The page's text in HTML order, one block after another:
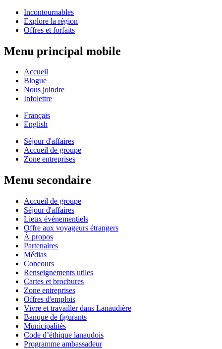
Incontournables
Explore la région
Offres et forfaits
Menu principal mobile
Accueil
Blogue
Nous joindre
Infolettre
Français
English
Séjour d'affaires
Accueil de groupe
Zone entreprises
Menu secondaire
Accueil de groupe
Séjour d'affaires
Lieux événementiels
Offre aux voyageurs étrangers
À propos
Partenaires
Médias
Concours
Renseignements utiles
Cartes et brochures
Zone entreprises
Offres d'emplois
Vivre et travailler dans Lanaudière
Banque de figurants
Municipalités
Code d’éthique lanaudois
Programme ambassadeur